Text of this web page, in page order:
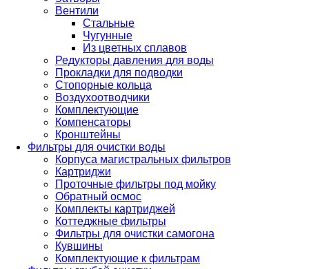
Вентили
Стальные
Чугунные
Из цветных сплавов
Редукторы давления для воды
Прокладки для подводки
Стопорные кольца
Воздухоотводчики
Комплектующие
Компенсаторы
Кронштейны
Фильтры для очистки воды
Корпуса магистральных фильтров
Картриджи
Проточные фильтры под мойку
Обратный осмос
Комплекты картриджей
Коттеджные фильтры
Фильтры для очистки самогона
Кувшины
Комплектующие к фильтрам